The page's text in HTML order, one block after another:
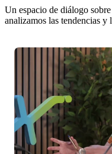
Un espacio de diálogo
analizamos las tendencias y